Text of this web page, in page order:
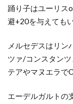
踊り子はユーリス
避+20を与えても
メルセデスはリン
ツァ/コンスタン
テアやマヌエラで
エーデルガルトの